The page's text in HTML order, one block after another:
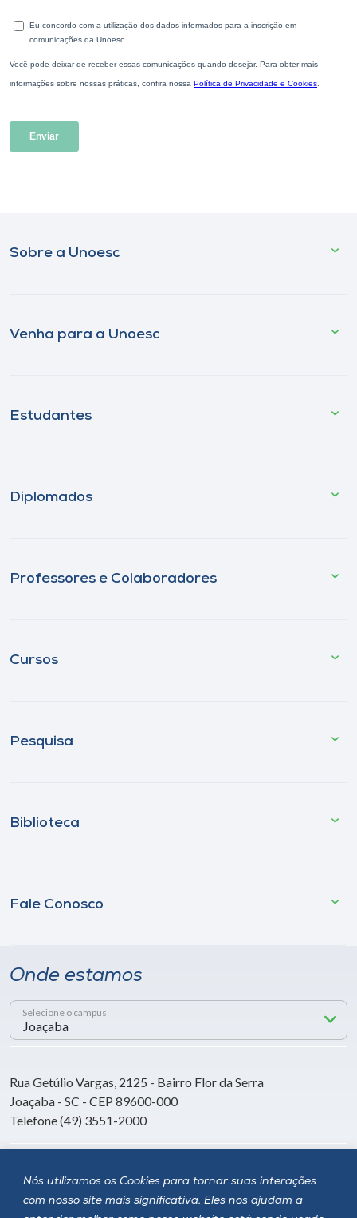
Nós utilizamos os Cookies para tornar suas interações
com nosso site mais significativa. Eles nos ajudam a
Sobre a Unoesc
Venha para a Unoesc
Estudantes
Diplomados
Professores e Colaboradores
Cursos
Pesquisa
Biblioteca
Fale Conosco
Onde estamos
Selecione o campus
Rua Getúlio Vargas, 2125 - Bairro Flor da Serra
Joaçaba - SC - CEP 89600-000
Telefone (49) 3551-2000
Siga a Unoesc